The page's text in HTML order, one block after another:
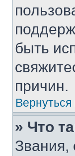
быть
причин.
Вернуться
» Что